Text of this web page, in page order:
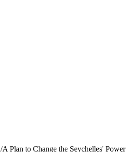
/A Plan to Change the Seychelles' Power